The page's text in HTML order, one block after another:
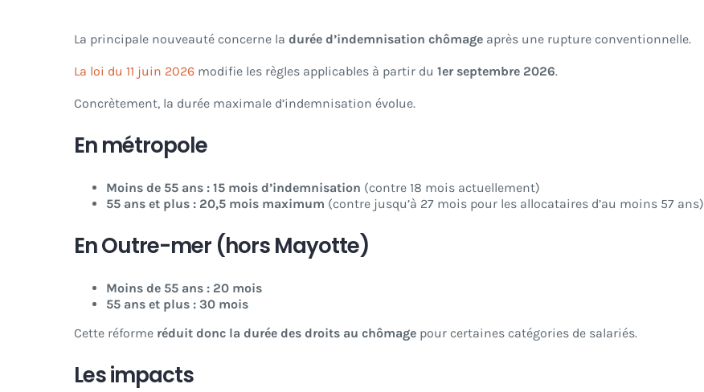
La principale nouveauté concerne la durée d’indemnisation chômage après une rupture conventionnelle.
La loi du 11 juin 2026 modifie les règles applicables à partir du 1er septembre 2026.
Concrètement, la durée maximale d’indemnisation évolue.
En métropole
Moins de 55 ans : 15 mois d’indemnisation (contre 18 mois actuellement)
55 ans et plus : 20,5 mois maximum (contre jusqu’à 27 mois pour les allocataires d’au moins 57 ans)
En Outre-mer (hors Mayotte)
Moins de 55 ans : 20 mois
55 ans et plus : 30 mois
Cette réforme réduit donc la durée des droits au chômage pour certaines catégories de salariés.
Les impacts